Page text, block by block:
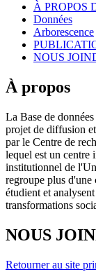
À PROPOS
Données
Arborescence
NOUS
À propos
La Base de
projet de diffusion
par le Centre de
lequel est un centre
institutionnel de
regroupe plus d'une
étudient et
transformations
NOUS
Retourner au site